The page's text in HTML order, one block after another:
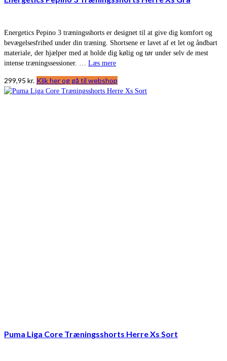
Energetics Pepino 3 træningsshorts er designet til at give dig komfort og
bevægelsesfrihed under din træning. Shortsene er lavet af et let og åndbart
materiale, der hjælper med at holde dig kølig og tør under selv de mest
intense træningssessioner. … Læs mere
299,95 kr. Klik her og gå til webshop
Puma Liga Core Træningsshorts Herre Xs Sort